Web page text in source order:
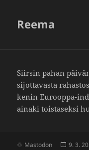
Reema
Siirsin pahan
sijot­ta­vasta
kenin Eurooppa-
ainaki tois­ta­seksi
Mastodon 9. 3.